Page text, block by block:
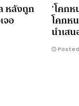
หลังถูก
จอ
‘โคก
โคกห
นำเส
Posted